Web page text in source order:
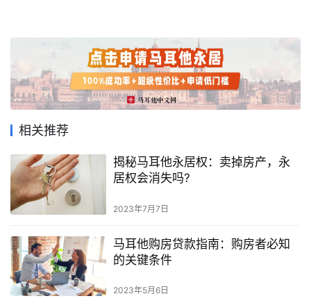
民
学
教
育
网
址
导
相关推荐
揭秘马耳他永居权：卖掉房产，永
居权会消失吗?
2023年7月7日
马耳他购房贷款指南：购房者必知
的关键条件
2023年5月6日